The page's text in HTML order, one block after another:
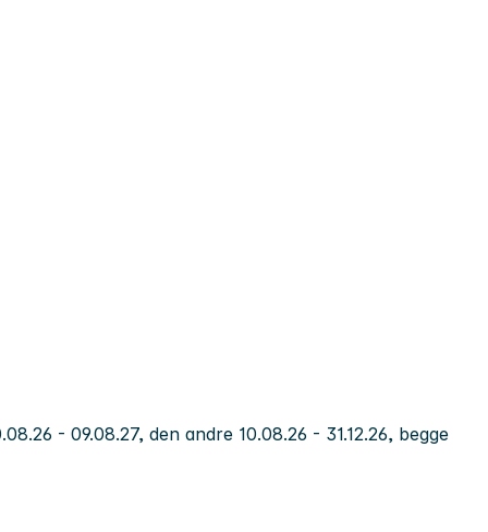
- 09.08.27, den andre 10.08.26 - 31.12.26, begge